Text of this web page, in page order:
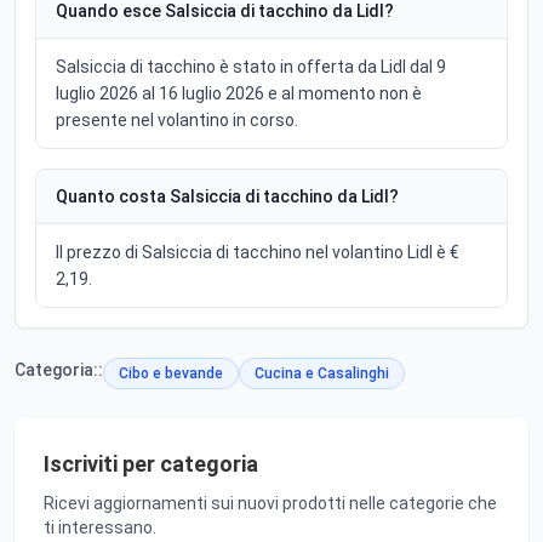
Quando esce Salsiccia di tacchino da Lidl?
Salsiccia di tacchino è stato in offerta da Lidl dal 9
luglio 2026 al 16 luglio 2026 e al momento non è
presente nel volantino in corso.
Quanto costa Salsiccia di tacchino da Lidl?
Il prezzo di Salsiccia di tacchino nel volantino Lidl è €
2,19.
Categoria:: Cibo e bevande Cucina e Casalinghi
Iscriviti per categoria
Ricevi aggiornamenti sui nuovi prodotti nelle categorie che
ti interessano.